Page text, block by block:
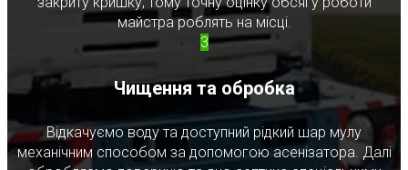
майстра роблять на місці.
3
Чищення та обробка
Відкачуємо воду та доступний рідкий шар мулу
механічним способом за допомогою асенізатора. Далі